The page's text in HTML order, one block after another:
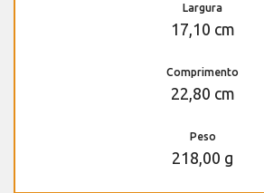
Largura
17,10 cm
Comprimento
22,80 cm
Peso
218,00 g